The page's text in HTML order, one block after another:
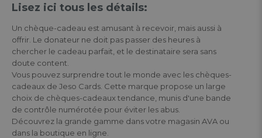
Lisez ici tous les détails:
Un chèque-cadeau est amusant à recevoir, mais aussi à
offrir. Le donateur ne doit pas passer des heures à
chercher le cadeau parfait, et le destinataire sera sans
doute content.
Vous pouvez surprendre tout le monde avec les chèques-
cadeaux de Jeso Cards. Cette marque propose un large
choix de chèques-cadeaux tendance, munis d'une bande
de contrôle numérotée pour éviter les abus.
Découvrez la grande gamme dans votre magasin AVA ou
dans la boutique en ligne.